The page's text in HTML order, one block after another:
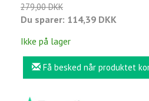
279,00 DKK
Du sparer: 114,39 DKK
Ikke på lager
Få besked når produktet